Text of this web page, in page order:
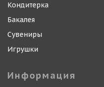
Кондитерка
Бакалея
Сувениры
Игрушки
Информация